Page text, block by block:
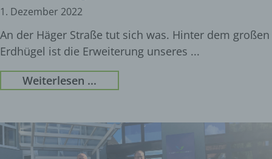
1. Dezember 2022
An der Häger Straße tut sich was. Hinter dem großen
Erdhügel ist die Erweiterung unseres
Weiterlesen ...